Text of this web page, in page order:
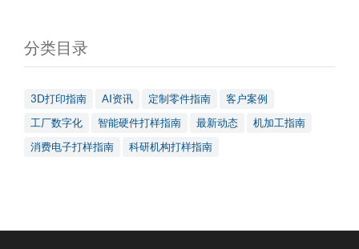
分类目录
3D打印指南 AI资讯 定制零件指南
客户案例
工厂数字化
智能硬件打样指南 最新动态
机加工指南
消费电子打样指南
科研机构打样指南